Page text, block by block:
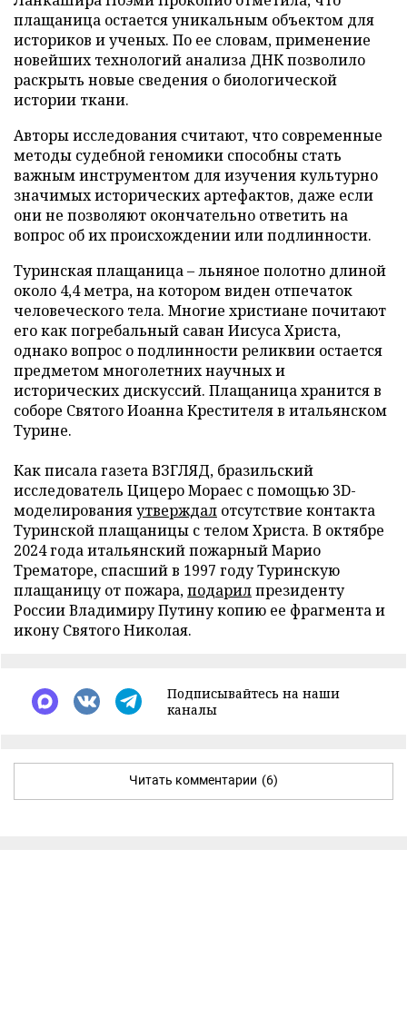
плащаница остается уникальным объектом для
историков и ученых. По ее словам, применение
новейших технологий анализа ДНК позволило
раскрыть новые сведения о биологической
истории ткани.
Авторы исследования считают, что современные
методы судебной геномики способны стать
важным инструментом для изучения культурно
значимых исторических артефактов, даже если
они не позволяют окончательно ответить на
вопрос об их происхождении или подлинности.
Туринская плащаница – льняное полотно длиной
около 4,4 метра, на котором виден отпечаток
человеческого тела. Многие христиане почитают
его как погребальный саван Иисуса Христа,
однако вопрос о подлинности реликвии остается
предметом многолетних научных и
исторических дискуссий. Плащаница хранится в
соборе Святого Иоанна Крестителя в итальянском
Турине.
Как писала газета ВЗГЛЯД, бразильский
исследователь Цицеро Мораес с помощью 3D-
моделированияутверждал отсутствие контакта
Туринской плащаницы с телом Христа. В октябре
2024 года итальянский пожарный Марио
Трематоре, спасший в 1997 году Туринскую
плащаницу от пожара,подарилпрезиденту
России Владимиру Путину копию ее фрагмента и
икону Святого Николая.
Подписывайтесь на наши
каналы
Читать комментарии (6)